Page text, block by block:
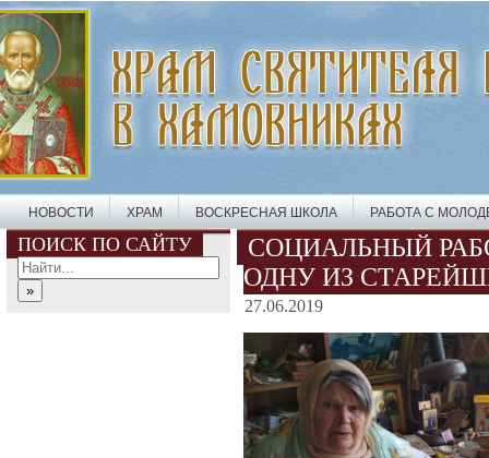
НОВОСТИ ХРАМ ВОСКРЕСНАЯ ШКОЛА РАБОТА С
ПОИСК ПО САЙТУ
СОЦИАЛЬНЫЙ
ОДНУ ИЗ
27.06.2019